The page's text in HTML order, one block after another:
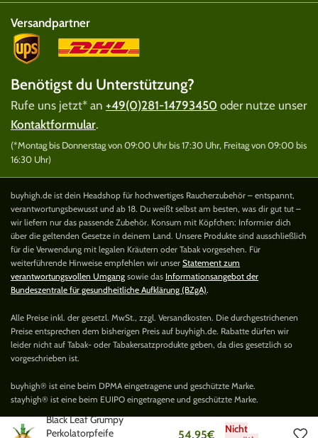
Versandpartner
Benötigst du Unterstützung?
Rufe uns jetzt* an +49(0)281-14793450 oder nutze unser
Kontaktformular.
(*Montag bis Donnerstag von 09:00 Uhr bis 17:30 Uhr, Freitag von 09:00 bis
16:30 Uhr)
buyhigh.de ist dein Headshop für hochwertiges Raucherzubehör – entspannt,
verantwortungsbewusst und ab 18. Du weißt selbst am besten, was dir gut tut –
wir liefern nur das passende Zubehör. Konsum mit Köpfchen: Informier dich
über die geltenden Gesetze in deinem Land. Unsere Produkte sind ausschließlich
für die Verwendung mit legalen Kräutern oder Tabak vorgesehen. Für
weiterführende Hinweise empfehlen wir unser Statement zum
verantwortungsvollen Umgang sowie das Informationsangebot der
Bundeszentrale für gesundheitliche Aufklärung (BZgA).
Alle Preise inkl. der gesetzl. MwSt., zzgl. Versandkosten. Die durchgestrichenen
Preise entsprechen dem bisherigen Preis auf buyhigh.de. Rabatte dürfen wir
leider nicht auf Tabak- oder Tabakersatzprodukte geben, da dies gesetzlich so
vorgeschrieben ist.
buyhigh® ist eine beim DPMA eingetragene und geschützte Marke.
stayhigh® ist eine beim EUIPO eingetragene und geschützte Marke.
Black Leaf Grumpy
Perkolatorpfeife
54,95€
Nicht